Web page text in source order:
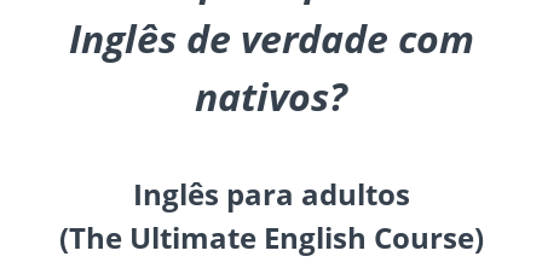
Inglês de verdade com
nativos?
Inglês para adultos
(The Ultimate English Course)